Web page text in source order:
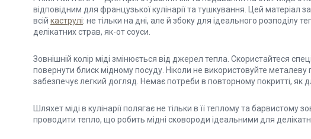
відповідним для французької кулінарії та тушкування. Цей матеріал
всій каструлі: не тільки на дні, але й збоку для ідеального розподілу
делікатних страв, як-от соуси.
Зовнішній колір міді змінюється від джерел тепла. Скористайтеся
повернути блиск мідному посуду. Ніколи не використовуйте металеву
забезпечує легкий догляд. Немає потреби в повторному покритті, як
Шляхет міді в кулінарії полягає не тільки в її теплому та барвистому
проводити тепло, що робить мідні сковороди ідеальними для